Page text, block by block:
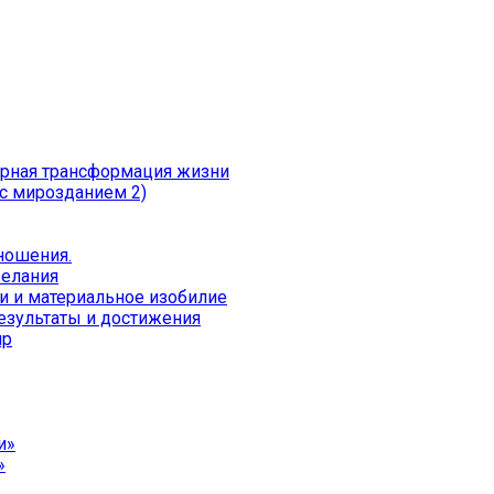
трансформация жизни
мирозданием 2)
и материальное изобилие
и достижения